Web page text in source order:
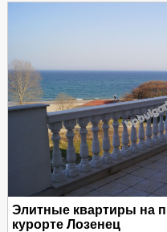
Элитные квартиры на
курорте Лозенец